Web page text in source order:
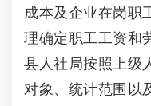
成本及企业在岗职
理确定职工工资和
县人社局按照上级
对象、统计范围以